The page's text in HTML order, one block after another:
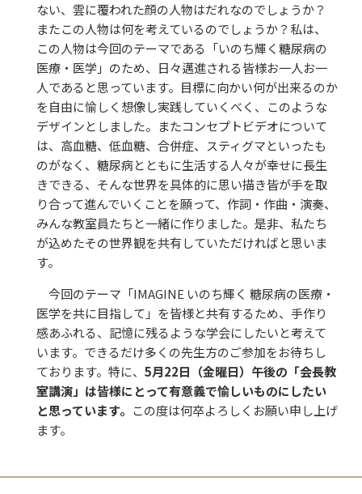
ない、雲に覆われた顔の人物はだれなのでしょうか？
またこの人物は何を考えているのでしょうか？私は、
この人物は今回のテーマである「いのち輝く糖尿病の
医療・医学」のため、日々邁進される皆様お一人お一
人であると思っています。目標に向かい何が出来るのか
を自由に愉しく想像し実践していくべく、このような
デザインとしました。またコンセプトビデオについて
は、高血糖、低血糖、合併症、スティグマといったも
のがなく、糖尿病とともに生活する人々が幸せに長生
きできる、そんな世界を具体的に思い描き皆が手を取
り合って進んでいくことを願って、作詞・作曲・演奏、
みんな教室員たちと一緒に作りました。是非、私たち
が込めたその世界観を共有していただければと思いま
す。
今回のテーマ「IMAGINE いのち輝く 糖尿病の医療・
医学を共に目指して」を皆様と共有するため、手作り
感あふれる、記憶に残るような学会にしたいと考えて
います。できるだけ多くの先生方のご参加をお待ちし
ております。特に、 5月22日（金曜日）午後の「会長教
室講演」は皆様にとって有意義で愉しいものにしたい
と思っています。 この度は何卒よろしくお願い申し上げ
ます。